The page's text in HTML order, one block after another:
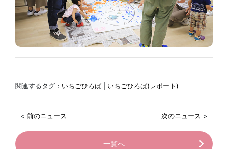
関連するタグ： いちごひろば いちごひろば(レポート)
< 前のニュース 次のニュース >
一覧へ